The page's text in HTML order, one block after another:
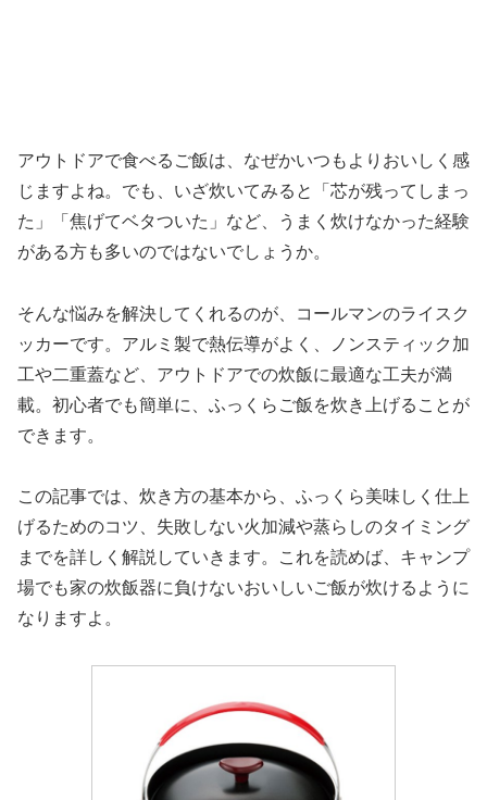
アウトドアで食べるご飯は、なぜかいつもよりおいしく感
じますよね。でも、いざ炊いてみると「芯が残ってしまっ
た」「焦げてベタついた」など、うまく炊けなかった経験
がある方も多いのではないでしょうか。
そんな悩みを解決してくれるのが、コールマンのライスク
ッカーです。アルミ製で熱伝導がよく、ノンスティック加
工や二重蓋など、アウトドアでの炊飯に最適な工夫が満
載。初心者でも簡単に、ふっくらご飯を炊き上げることが
できます。
この記事では、炊き方の基本から、ふっくら美味しく仕上
げるためのコツ、失敗しない火加減や蒸らしのタイミング
までを詳しく解説していきます。これを読めば、キャンプ
場でも家の炊飯器に負けないおいしいご飯が炊けるように
なりますよ。